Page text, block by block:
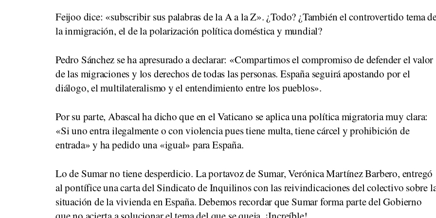
Feijoo dice: «subscribir sus palabras de la A a la Z». ¿Todo? ¿También el controvertido tema
la inmigración, el de la polarización política doméstica y mundial?
Pedro Sánchez se ha apresurado a declarar: «Compartimos el compromiso de defender el valor
de las migraciones y los derechos de todas las personas. España seguirá apostando por el
diálogo, el multilateralismo y el entendimiento entre los pueblos».
Por su parte, Abascal ha dicho que en el Vaticano se aplica una política migratoria muy clara:
«Si uno entra ilegalmente o con violencia pues tiene multa, tiene cárcel y prohibición de
entrada» y ha pedido una «igual» para España.
Lo de Sumar no tiene desperdicio. La portavoz de Sumar, Verónica Martínez Barbero, entregó
al pontífice una carta del Sindicato de Inquilinos con las reivindicaciones del colectivo sobre
situación de la vivienda en España. Debemos recordar que Sumar forma parte del Gobierno